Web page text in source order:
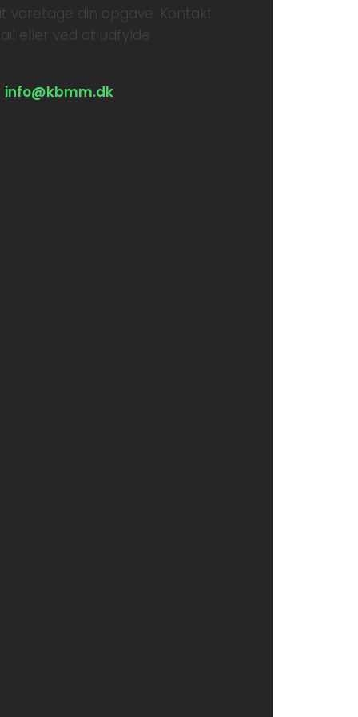
varetage din opgave. Kontakt
eller ved at udfylde
info@kbmm.dk